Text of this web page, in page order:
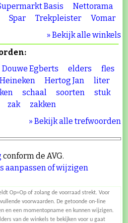
Basis
Nettorama
Spar Trekpleister
Vomar
» Bekijk alle winkels
Douwe Egberts elders
fles
Heineken Hertog Jan
liter
schaal soorten
stuk
zak
zakken
» Bekijk alle trefwoorden
conform de AVG.
aanpassen of wijzigen
Op=Op of zolang de voorraad strekt. Voor
voorwaarden. De getoonde on-line
en een momentopname en kunnen wijzigen.
van de winkels te bekijken voor u gaat